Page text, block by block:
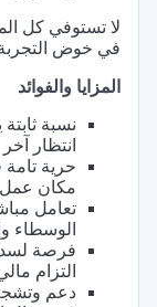
لا تستوفي كل
في خوض
المزايا والفوائد
نسبة
انتظار
حرية
مكان عمل
تعامل
الوسطاء
فرصة لسد
التزام
دعم